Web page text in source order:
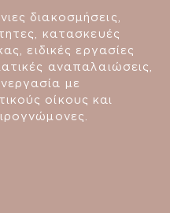
διακοσμήσεις,
κατασκευές
ειδικές εργασίες
αναπαλαιώσεις,
με
οίκους και